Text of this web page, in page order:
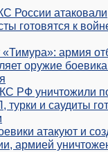
России атаковали
готовятся к
«Тимура»: армия
оружие
РФ уничтожили
и саудиты
атакуют и
армией